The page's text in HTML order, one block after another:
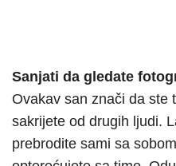
Sanjati da gledate
Ovakav san znači da ste
sakrijete od drugih ljudi.
prebrodite sami sa